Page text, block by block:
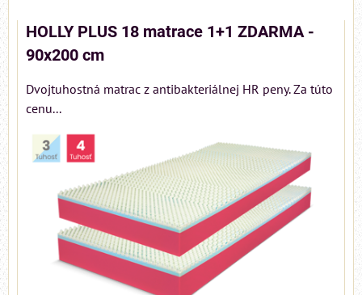
HOLLY PLUS 18 matrace 1+1 ZDARMA -
90x200 cm
Dvojtuhostná matrac z antibakteriálnej HR peny. Za túto
cenu...